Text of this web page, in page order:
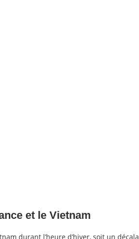
et le Vietnam
durant l’heure d’hiver, soit un